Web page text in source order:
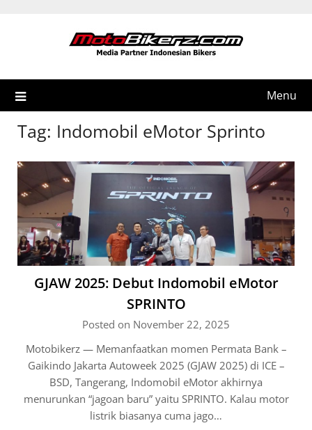
Menu
Tag: Indomobil eMotor Sprinto
GJAW 2025: Debut Indomobil eMotor
SPRINTO
Posted on November 22, 2025
Motobikerz — Memanfaatkan momen Permata Bank –
Gaikindo Jakarta Autoweek 2025 (GJAW 2025) di ICE –
BSD, Tangerang, Indomobil eMotor akhirnya
menurunkan “jagoan baru” yaitu SPRINTO. Kalau motor
listrik biasanya cuma jago…